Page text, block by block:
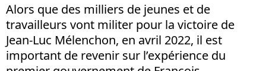
Alors que des milliers de jeunes et de
travailleurs vont militer pour la victoire de
Jean-Luc Mélenchon, en avril 2022, il est
important de revenir sur l’expérience du